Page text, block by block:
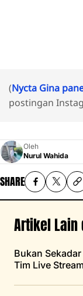
(Nycta Gina
postingan
Oleh
Nurul Wahida
SHARE
Artikel Lain
Bukan
Tim Live